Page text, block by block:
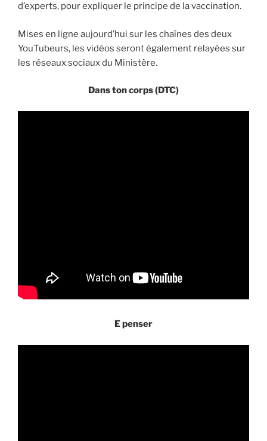
d’experts, pour expliquer le principe de la vaccination.
Mises en ligne aujourd’hui sur les chaînes des deux
YouTubeurs, les vidéos seront également relayées sur
les réseaux sociaux du Ministère.
Dans ton corps (DTC)
E penser